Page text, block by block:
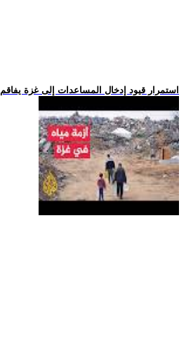
.. استمرار قيود إدخال المساعدات إلى غزة يفاقم